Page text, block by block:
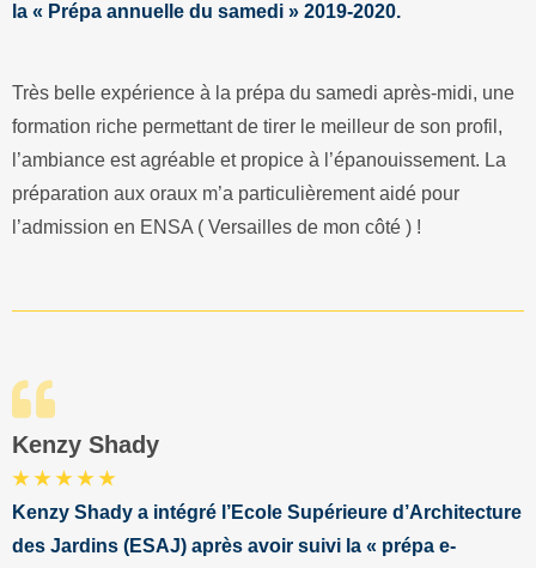
la « Prépa annuelle du samedi » 2019-2020.
Très belle expérience à la prépa du samedi après-midi, une
formation riche permettant de tirer le meilleur de son profil,
l’ambiance est agréable et propice à l’épanouissement. La
préparation aux oraux m’a particulièrement aidé pour
l’admission en ENSA ( Versailles de mon côté ) !
Kenzy Shady
★ ★ ★ ★ ★
Kenzy Shady a intégré l’Ecole Supérieure d’Architecture
des Jardins (ESAJ) après avoir suivi la « prépa e-